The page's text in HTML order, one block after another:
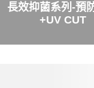
長效抑菌系列-預
+UV CUT